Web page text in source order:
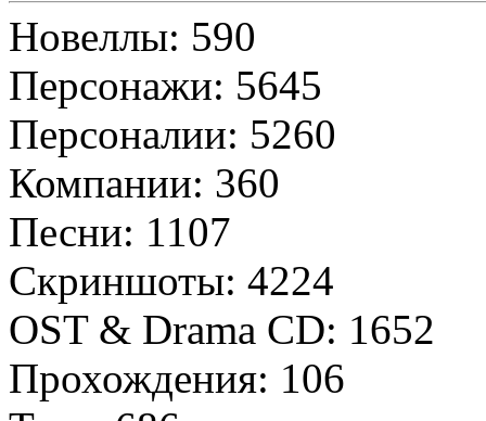
Новеллы: 590
Персонажи: 5645
Персоналии: 5260
Компании: 360
Песни: 1107
Скриншоты: 4224
OST & Drama CD: 1652
Прохождения: 106